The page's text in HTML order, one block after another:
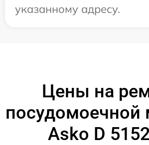
указанному адресу.
Цены на
Asko D